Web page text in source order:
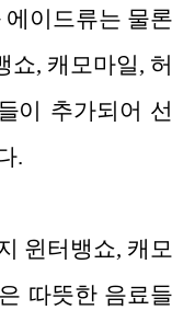
이드류는 물론
쇼, 캐모마일, 허
이 추가되어 선
.
윈터뱅쇼, 캐모
따뜻한 음료들